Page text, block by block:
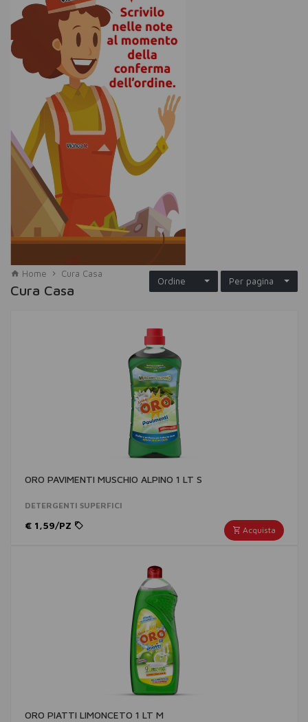
Home Cura Casa
Per pagina
Ordine
Cura Casa
ORO PAVIMENTI MUSCHIO ALPINO 1 LT S
DETERGENTI SUPERFICI
Acquista
€ 1,59/PZ
ORO PIATTI LIMONCETO 1 LT M